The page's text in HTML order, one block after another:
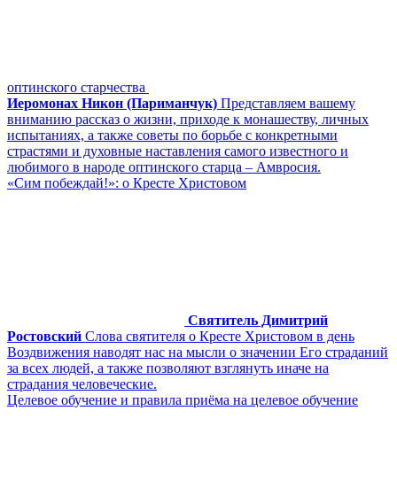
оптинского старчества
Иеромонах Никон (Париманчук) Представляем вашему
вниманию рассказ о жизни, приходе к монашеству, личных
испытаниях, а также советы по борьбе с конкретными
страстями и духовные наставления самого известного и
любимого в народе оптинского старца – Амвросия.
«Сим побеждай!»: о Кресте Христовом
Святитель Димитрий
Ростовский Слова святителя о Кресте Христовом в день
Воздвижения наводят нас на мысли о значении Его страданий
за всех людей, а также позволяют взглянуть иначе на
страдания человеческие.
Целевое обучение и правила приёма на целевое обучение